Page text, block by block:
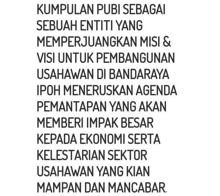
KUMPULAN PUBI SEBAGAI
SEBUAH ENTITI YANG
MEMPERJUANGKAN MISI &
VISI UNTUK PEMBANGUNAN
USAHAWAN DI BANDARAYA
IPOH MENERUSKAN AGENDA
PEMANTAPAN YANG AKAN
MEMBERI IMPAK BESAR
KEPADA EKONOMI SERTA
KELESTARIAN SEKTOR
USAHAWAN YANG KIAN
MAMPAN DAN MANCABAR.